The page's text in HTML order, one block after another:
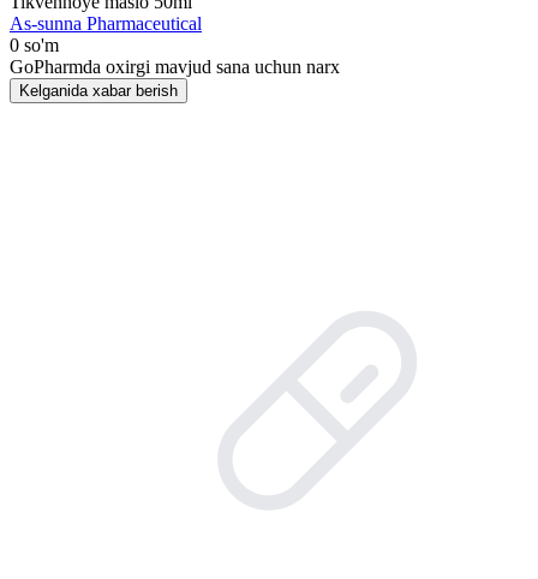
As-sunna Pharmaceutical
0 so'm
GoPharmda oxirgi mavjud sana uchun narx
Kelganida xabar berish